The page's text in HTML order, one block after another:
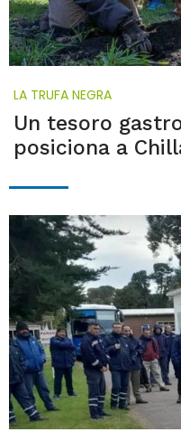
LA TRUFA NEGRA
Un tesoro
posiciona a